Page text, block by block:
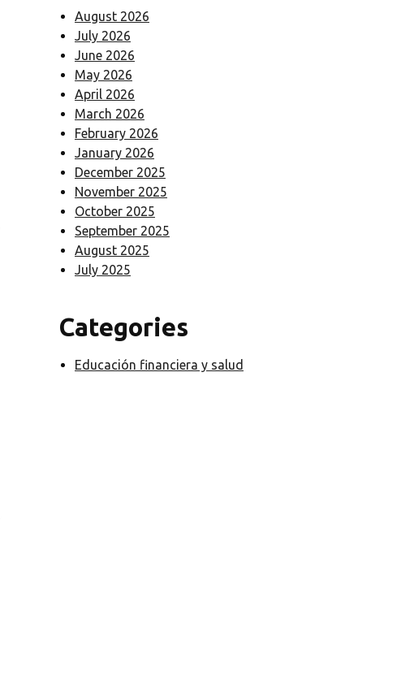
August 2026
July 2026
June 2026
May 2026
April 2026
March 2026
February 2026
January 2026
December 2025
November 2025
October 2025
September 2025
August 2025
July 2025
Categories
Educación financiera y salud